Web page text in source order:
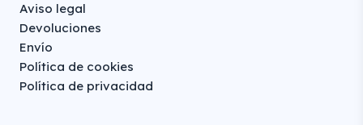
Aviso legal
Devoluciones
Envío
Política de cookies
Política de privacidad